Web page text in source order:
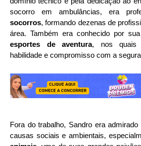
socorro em ambulâncias, era
socorros, formando dezenas de
área. Também era conhecido por
esportes de aventura, nos quais
habilidade e compromisso com a
Fora do trabalho, Sandro era
causas sociais e ambientais,